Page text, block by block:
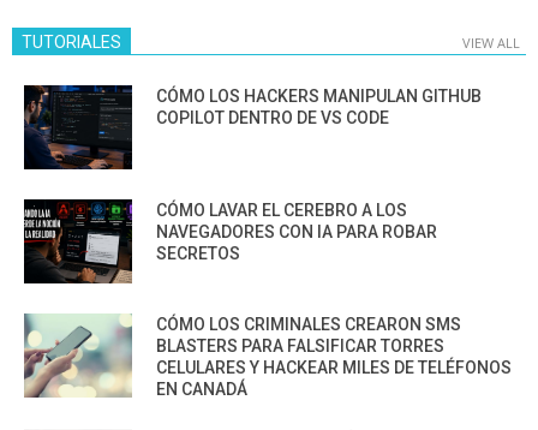
TUTORIALES VIEW ALL
CÓMO LOS HACKERS MANIPULAN GITHUB
COPILOT DENTRO DE VS CODE
CÓMO LAVAR EL CEREBRO A LOS
NAVEGADORES CON IA PARA ROBAR
SECRETOS
CÓMO LOS CRIMINALES CREARON SMS
BLASTERS PARA FALSIFICAR TORRES
CELULARES Y HACKEAR MILES DE TELÉFONOS
EN CANADÁ